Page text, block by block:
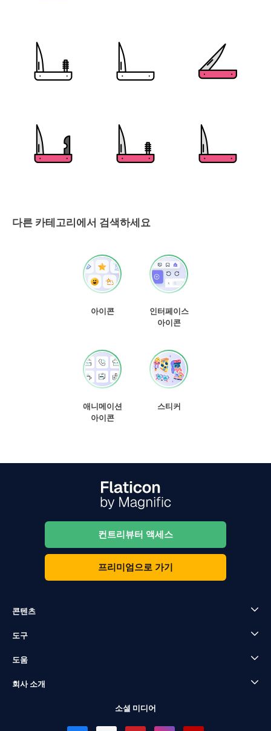
다른 카테고리에서 검색하세요
아이콘
인터페이스
아이콘
애니메이션
아이콘
스티커
컨트리뷰터 액세스
프리미엄으로 가기
콘텐츠
도구
도움
회사 소개
소셜 미디어